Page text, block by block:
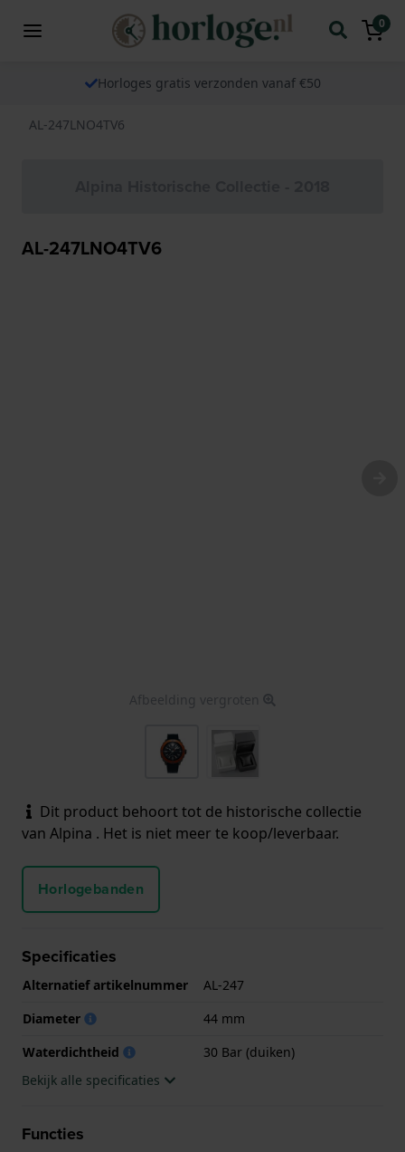
0
Horloges gratis verzonden vanaf €50
AL-247LNO4TV6
AL-247LNO4TV6
Afbeelding vergroten
Dit product behoort tot de historische collectie
van Alpina . Het is niet meer te koop/leverbaar.
Horlogebanden
Specificaties
Alternatief artikelnummer
AL-247
Diameter
44 mm
Waterdichtheid
30 Bar (duiken)
Bekijk alle specificaties
Functies